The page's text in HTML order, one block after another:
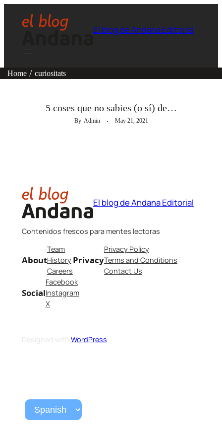
El blog de Andana Editorial
Home curiositats
5 coses que no sabies (o sí) de…
By Admin May 21, 2021
El blog de Andana Editorial
Contenidos frescos para mentes lectoras
About
Team
History
Careers
Privacy
Privacy Policy
Terms and Conditions
Contact Us
Social
Facebook
Instagram
X
Designed with WordPress